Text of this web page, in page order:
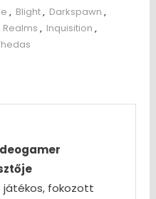
, Blight, Darkspawn ,
, Inquisition ,
játékos, fokozott